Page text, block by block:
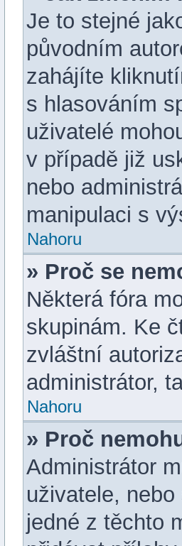
Je to stejné
původním
zahájíte
s hlasováním
uživatelé
v případě již
nebo
manipulaci s
Nahoru
» Proč se
Některá fóra
skupinám. Ke
zvláštní
administrátor,
Nahoru
» Proč
Administrátor
uživatele,
jedné z těchto